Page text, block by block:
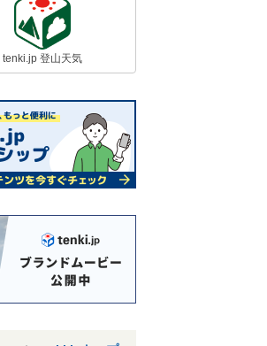
tenki.jp 登山天気